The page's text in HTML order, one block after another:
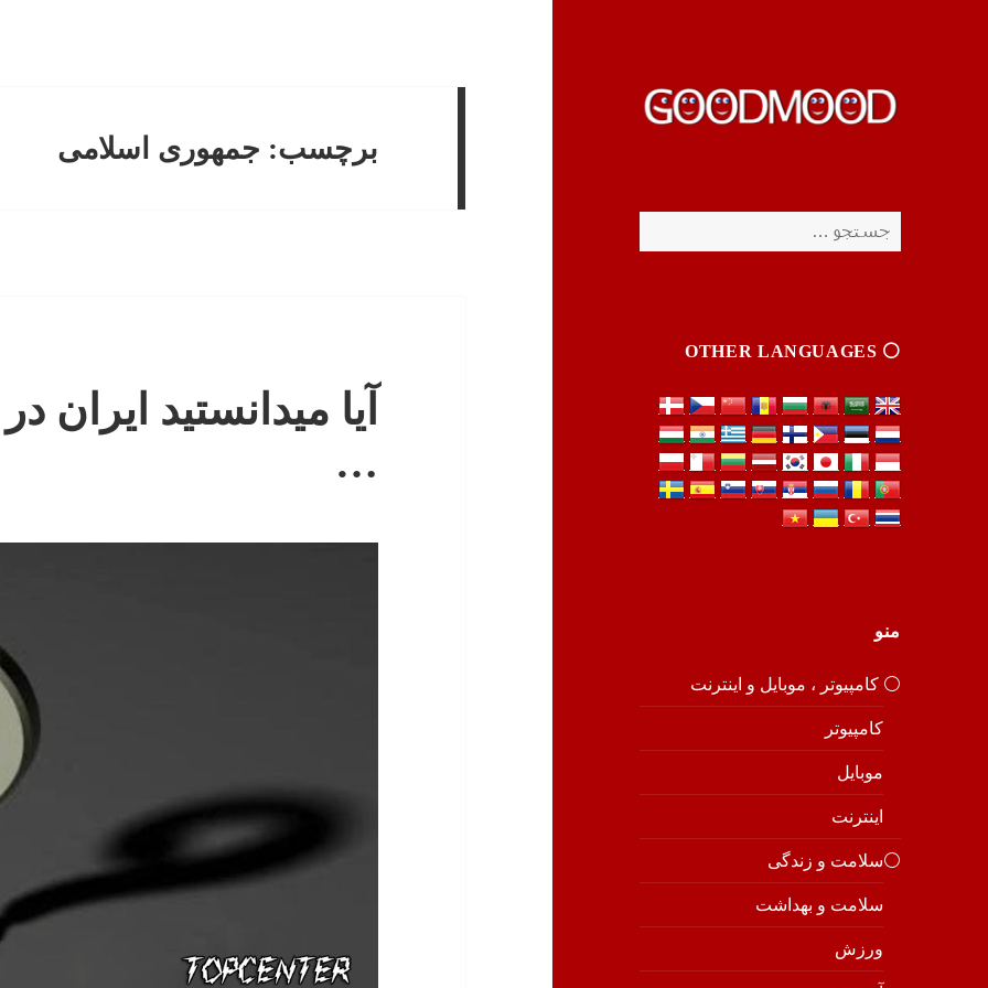
برای:
⚪️ OTHER LANGUAGES
منو
⚪️ کامپیوتر ، موبایل و اینترنت
کامپیوتر
موبایل
اینترنت
⚪️سلامت و زندگی
سلامت و بهداشت
ورزش
برچسب: جمهوری اسلامی
…